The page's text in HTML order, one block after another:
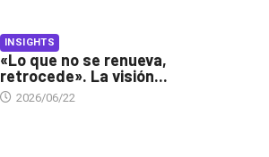
INSIGHTS
«Lo que no se renueva,
retrocede». La visión...
2026/06/22